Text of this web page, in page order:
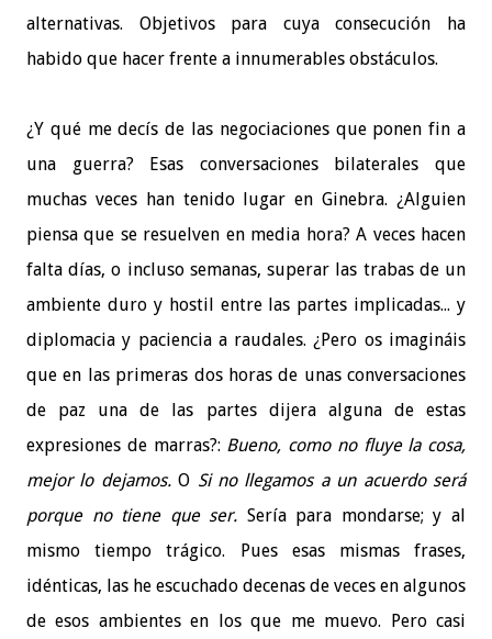
alternativas. Objetivos para cuya consecución ha
habido que hacer frente a innumerables obstáculos.
¿Y qué me decís de las negociaciones que ponen fin a
una guerra? Esas conversaciones bilaterales que
muchas veces han tenido lugar en Ginebra. ¿Alguien
piensa que se resuelven en media hora? A veces hacen
falta días, o incluso semanas, superar las trabas de un
ambiente duro y hostil entre las partes implicadas... y
diplomacia y paciencia a raudales. ¿Pero os imagináis
que en las primeras dos horas de unas conversaciones
de paz una de las partes dijera alguna de estas
expresiones de marras?: Bueno, como no fluye la cosa,
mejor lo dejamos.O Si no llegamos a un acuerdo será
porque no tiene que ser. Sería para mondarse; y al
mismo tiempo trágico. Pues esas mismas frases,
idénticas, las he escuchado decenas de veces en algunos
de esos ambientes en los que me muevo. Pero casi